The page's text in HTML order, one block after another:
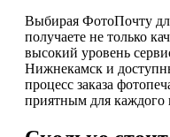
Выбирая ФотоПочту
получаете не только
высокий уровень
Нижнекамск и
процесс заказа
приятным для каждого